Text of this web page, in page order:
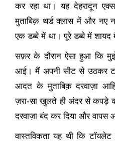
कर रहा था। यह देहरादून
मुताबिक़ थर्ड क्लास में और
एक डब्बे में था। पूरे डब्बे में
सफ़र के दौरान ऐसा हुआ कि
आई। मैं अपनी सीट से उठकर
आदत के मुताबिक़ दरवाज़ा
ज़रा-सा खुलते ही अंदर से कपड़े
दरवाज़ा बंद कर दिया और
वास्तविकता यह थी कि